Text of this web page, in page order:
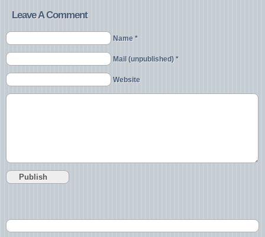
Leave A Comment
Name *
Mail (unpublished) *
Website